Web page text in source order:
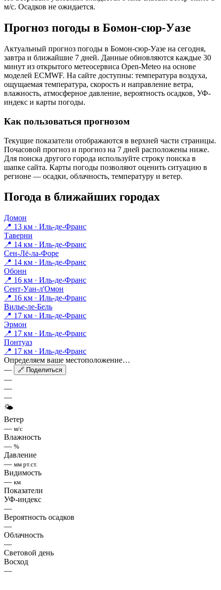
м/с. Осадков не ожидается.
Прогноз погоды в Бомон-сюр-Уазе
Актуальный прогноз погоды в Бомон-сюр-Уазе на сегодня,
завтра и ближайшие 7 дней. Данные обновляются каждые 30
минут из открытого метеосервиса Open-Meteo на основе
моделей ECMWF. На сайте доступны: температура воздуха,
ощущаемая температура, скорость и направление ветра,
влажность, атмосферное давление, вероятность осадков, УФ-
индекс и карты погоды.
Как пользоваться прогнозом
Текущие показатели отображаются в верхней части страницы.
Почасовой прогноз и прогноз на 7 дней расположены ниже.
Для поиска другого города используйте строку поиска в
шапке сайта. Карты погоды позволяют оценить ситуацию в
регионе — осадки, облачность, температуру и ветер.
Погода в ближайших городах
Домон
📍 13 км · Иль-де-Франс
Таверни
📍 14 км · Иль-де-Франс
Сен-Лё-ла-Форе
📍 14 км · Иль-де-Франс
Обонн
📍 16 км · Иль-де-Франс
Сент-Уан-л'Омон
📍 16 км · Иль-де-Франс
Вилье-ле-Бель
📍 17 км · Иль-де-Франс
Эрмон
📍 17 км · Иль-де-Франс
Понтуаз
📍 17 км · Иль-де-Франс
Определяем ваше местоположение…
—
🔗 Поделиться
—
—
—
🌤
Ветер
— м/с
Влажность
— %
Давление
— мм рт.ст.
Видимость
— км
Показатели
УФ-индекс
—
Вероятность осадков
—
Облачность
—
Световой день
Восход
—